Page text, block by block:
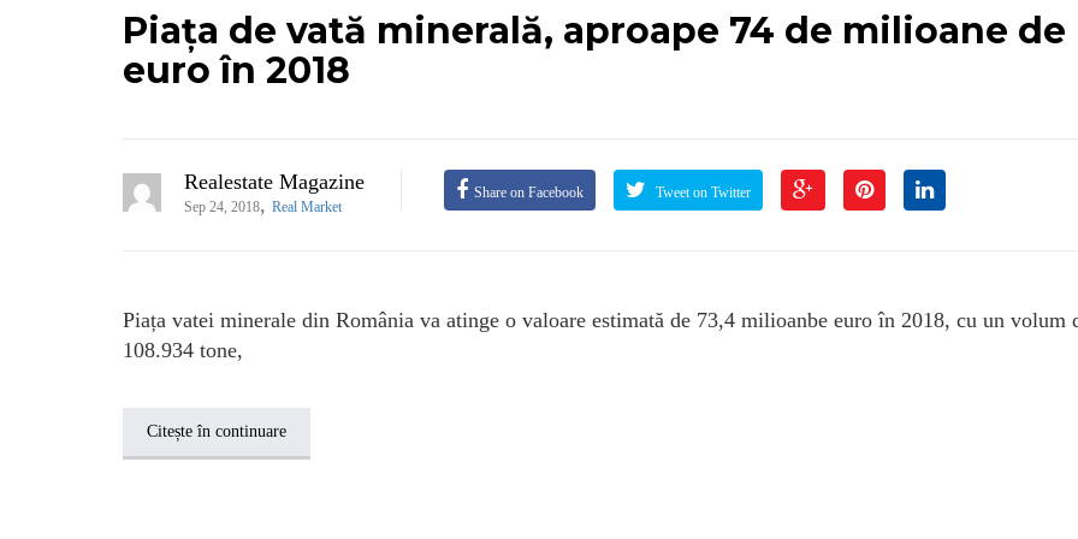
Piața de vată minerală, aproape 74 de milioane de
euro în 2018
Realestate Magazine
Sep 24, 2018, Real Market
Share on Facebook Tweet on Twitter
Piața vatei minerale din România va atinge o valoare estimată de 73,4 milioanbe euro în 2018, cu un volum
108.934 tone,
Citește în continuare